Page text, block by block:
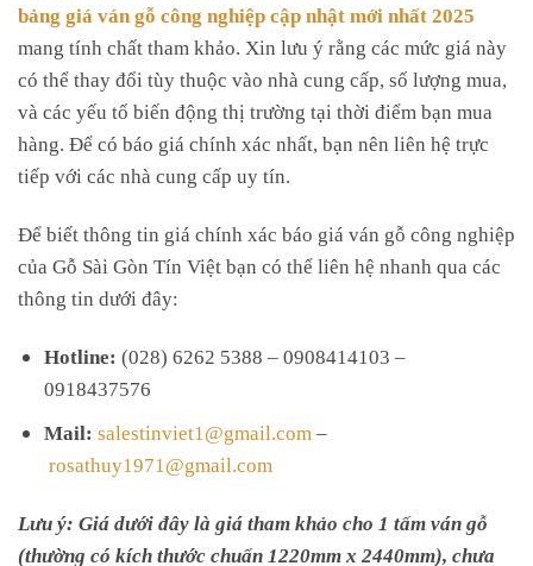
bảng giá ván gỗ công nghiệp cập nhật mới nhất 2025
mang tính chất tham khảo. Xin lưu ý rằng các mức giá này
có thể thay đổi tùy thuộc vào nhà cung cấp, số lượng mua,
và các yếu tố biến động thị trường tại thời điểm bạn mua
hàng. Để có báo giá chính xác nhất, bạn nên liên hệ trực
tiếp với các nhà cung cấp uy tín.
Để biết thông tin giá chính xác báo giá ván gỗ công nghiệp
của Gỗ Sài Gòn Tín Việt bạn có thể liên hệ nhanh qua các
thông tin dưới đây:
Hotline: (028) 6262 5388 – 0908414103 –
0918437576
Mail: salestinviet1@gmail.com –
rosathuy1971@gmail.com
Lưu ý: Giá dưới đây là giá tham khảo cho 1 tấm ván gỗ
(thường có kích thước chuẩn 1220mm x 2440mm), chưa